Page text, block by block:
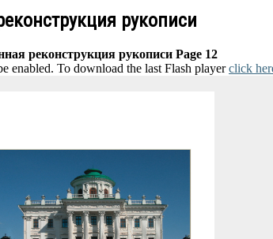
рукописи
реконструкция рукописи Page 12
enabled. To download the last Flash playerclick